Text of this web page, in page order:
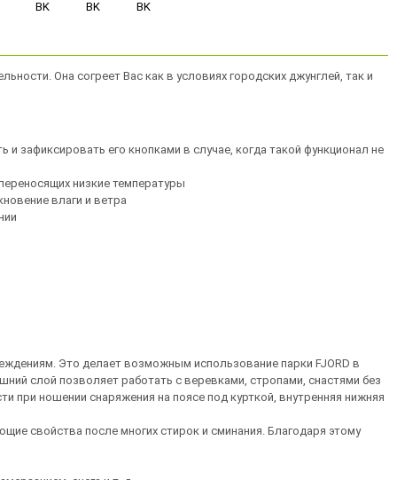
Она согреет Вас как в условиях городских джунглей, так и
зафиксировать его кнопками в случае, когда такой функционал не
низкие температуры
влаги и ветра
Это делает возможным использование парки FJORD в
слой позволяет работать с веревками, стропами, снастями без
при ношении снаряжения на поясе под курткой, внутренняя нижняя
свойства после многих стирок и сминания. Благодаря этому